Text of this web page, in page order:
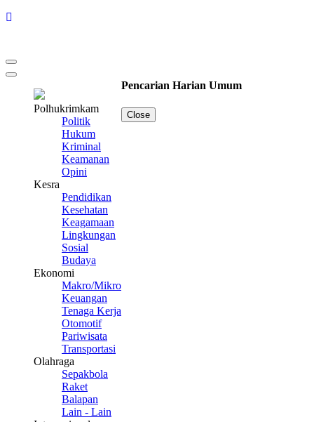
Polhukrimkam
Politik
Hukum
Kriminal
Keamanan
Opini
Kesra
Pendidikan
Kesehatan
Keagamaan
Lingkungan
Sosial
Budaya
Ekonomi
Makro/Mikro
Keuangan
Tenaga Kerja
Otomotif
Pariwisata
Transportasi
Olahraga
Sepakbola
Raket
Balapan
Lain - Lain
Pencarian Harian Umum
Close